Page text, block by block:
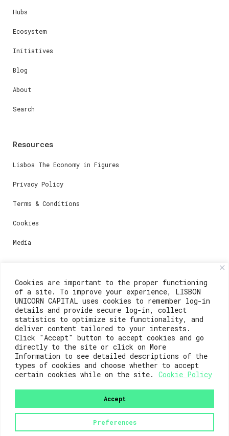
Cookies are important to the proper functioning
of a site. To improve your experience, LISBON
UNICORN CAPITAL uses cookies to remember log-in
details and provide secure log-in, collect
statistics to optimize site functionality, and
deliver content tailored to your interests.
Click "Accept" button to accept cookies and go
directly to the site or click on More
Information to see detailed descriptions of the
types of cookies and choose whether to accept
certain cookies while on the site.
Cookie Policy
Preferences
Accept
Hubs
Ecosystem
Initiatives
Blog
About
Search
Resources
Lisboa The Economy in Figures
Privacy Policy
Terms & Conditions
Cookies
Media
Contacts
For registration questions or support, email us at:
weare@lisboainnovation.com
For technical issues or additional support, email us
at:
support@lisboainnovation.com